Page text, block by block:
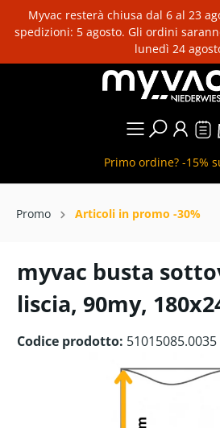
Myvac resterà chiusa dal 6 al 23
spedizioni: 5 agosto. Gli ordini
lunedì 24
Primo ordine? -15%
Promo Articoli in promo -30%
myvac busta
liscia, 90my,
Codice prodotto: 51015085.0035